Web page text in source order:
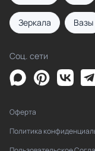
Зеркала Вазы
Соц. сети
Оферта
Политика